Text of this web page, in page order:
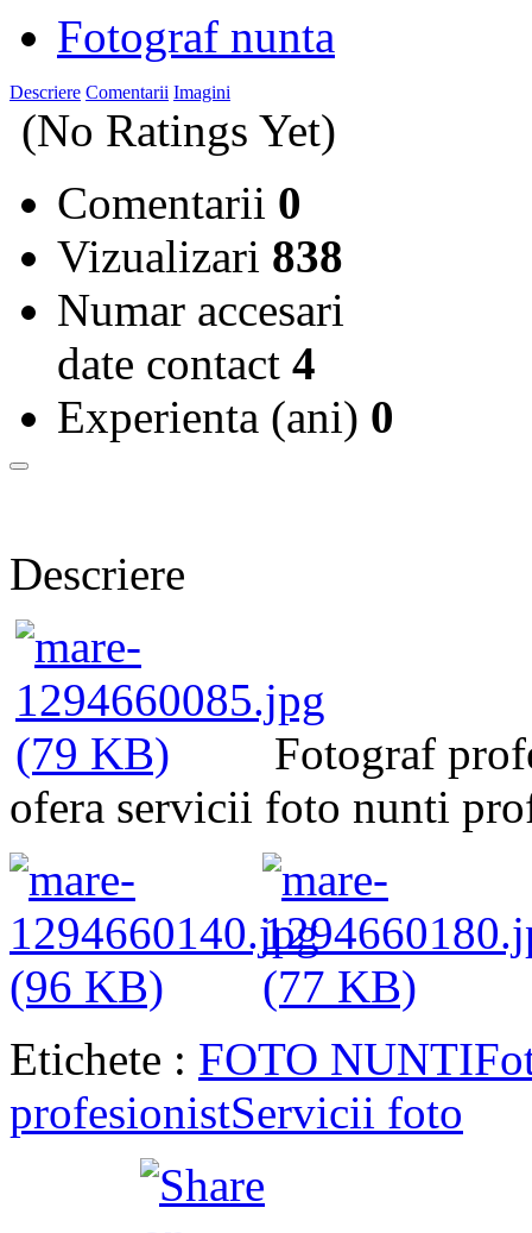
Fotograf nunta
Descriere Comentarii Imagini
(No Ratings Yet)
Comentarii 0
Vizualizari 838
Numar accesari
date contact 4
Experienta (ani) 0
Descriere
Fotograf
ofera servicii foto nunti
Etichete : FOTO NUNTI
profesionistServicii foto